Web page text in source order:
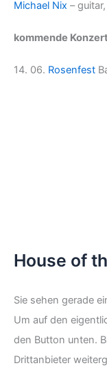
Michael Nix –
kommende
14. 06. Rosenfest
House of
Sie sehen gerade
Um auf den
den Button unten.
Drittanbieter